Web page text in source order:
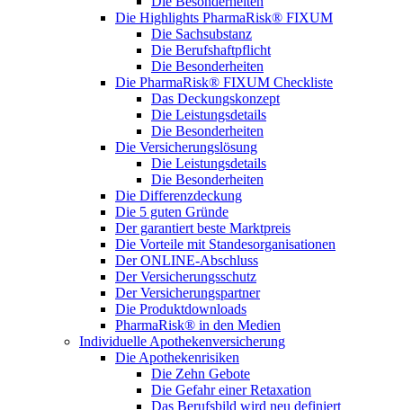
Die Highlights PharmaRisk® FIXUM
Die Sachsubstanz
Die Berufshaftpflicht
Die Besonderheiten
Die PharmaRisk® FIXUM Checkliste
Das Deckungskonzept
Die Leistungsdetails
Die Besonderheiten
Die Versicherungslösung
Die Leistungsdetails
Die Besonderheiten
Die Differenzdeckung
Die 5 guten Gründe
Der garantiert beste Marktpreis
Die Vorteile mit Standesorganisationen
Der ONLINE-Abschluss
Der Versicherungsschutz
Der Versicherungspartner
Die Produktdownloads
PharmaRisk® in den Medien
Individuelle Apothekenversicherung
Die Apothekenrisiken
Die Zehn Gebote
Die Gefahr einer Retaxation
Das Berufsbild wird neu definiert